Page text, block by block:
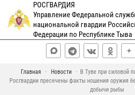
РОСГВАРДИЯ
Управление Федеральной
национальной гвардии
Федерации по Республике Тыва
Главная Новости
В Туве при силовой
Росгвардии пресечены факты ношения оружия
добычи рыбы